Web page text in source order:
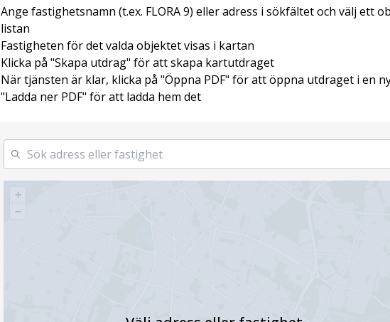
Ange fastighetsnamn (t.ex. FLORA 9) eller adress i sökfältet och välj ett
listan
Fastigheten för det valda objektet visas i kartan
Klicka på "Skapa utdrag" för att skapa kartutdraget
När tjänsten är klar, klicka på "Öppna PDF" för att öppna utdraget i en
"Ladda ner PDF" för att ladda hem det